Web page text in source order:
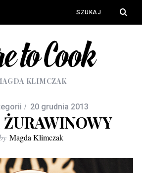
KLIMCZAK
20 grudnia 2013
Magda Klimczak